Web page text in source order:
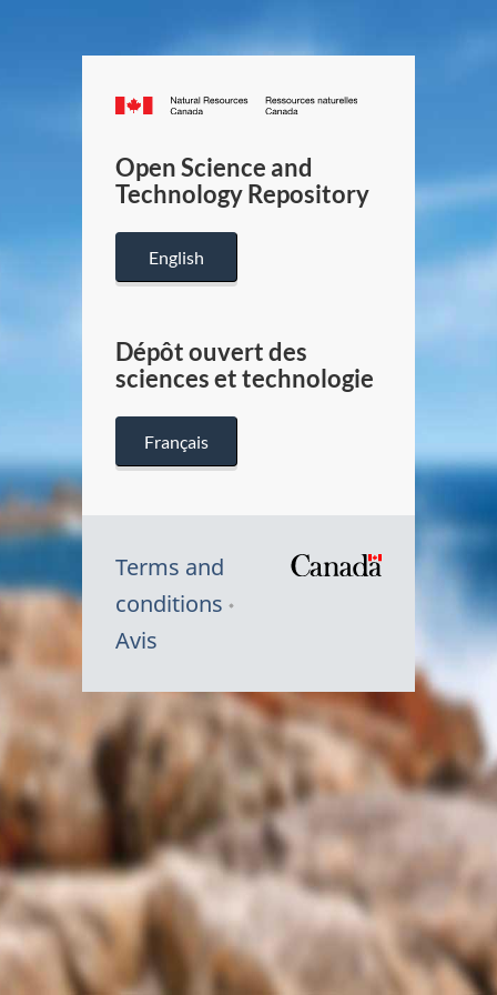
Canada.ca
/
Canada
Open Science and
Technology Repository
English
Dépôt ouvert des
sciences et technologie
Français
Terms and
conditions
Avis
Symbole
du
Canada